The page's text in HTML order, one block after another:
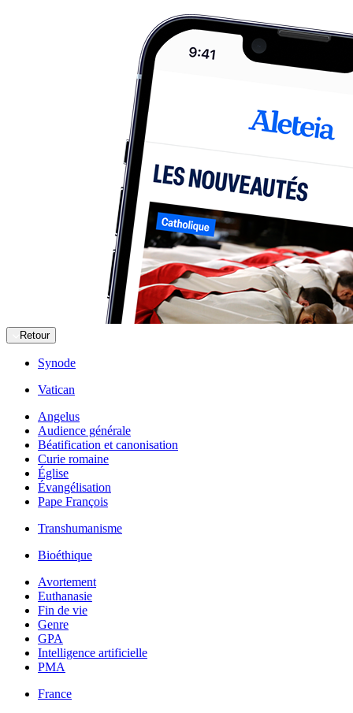
Retour
Synode
Vatican
Angelus
Audience générale
Béatification et canonisation
Curie romaine
Église
Évangélisation
Pape François
Transhumanisme
Bioéthique
Avortement
Euthanasie
Fin de vie
Genre
GPA
Intelligence artificielle
PMA
France